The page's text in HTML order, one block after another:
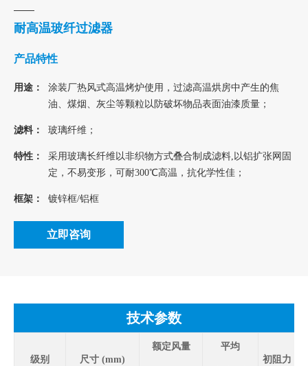
耐高温玻纤过滤器
产品特性
用途：
涂装厂热风式高温烤炉使用，过滤高温烘房中产生的焦
油、煤烟、灰尘等颗粒以防破坏物品表面油漆质量；
滤料： 玻璃纤维；
特性：
采用玻璃长纤维以非织物方式叠合制成滤料,以铝扩张网固
定，不易变形，可耐300℃高温，抗化学性佳；
框架： 镀锌框/铝框
立即咨询
技术参数
级别 尺寸 (mm)
额定风量 平均
初阻力